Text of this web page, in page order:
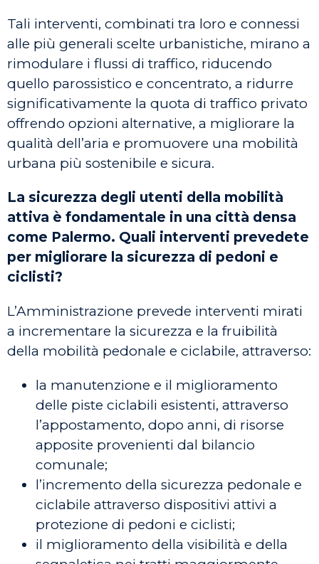
Tali interventi, combinati tra loro e connessi
alle più generali scelte urbanistiche, mirano a
rimodulare i flussi di traffico, riducendo
quello parossistico e concentrato, a ridurre
significativamente la quota di traffico privato
offrendo opzioni alternative, a migliorare la
qualità dell’aria e promuovere una mobilità
urbana più sostenibile e sicura.
La sicurezza degli utenti della mobilità
attiva è fondamentale in una città densa
come Palermo. Quali interventi prevedete
per migliorare la sicurezza di pedoni e
ciclisti?
L’Amministrazione prevede interventi mirati
a incrementare la sicurezza e la fruibilità
della mobilità pedonale e ciclabile, attraverso:
la manutenzione e il miglioramento
delle piste ciclabili esistenti, attraverso
l’appostamento, dopo anni, di risorse
apposite provenienti dal bilancio
comunale;
l’incremento della sicurezza pedonale e
ciclabile attraverso dispositivi attivi a
protezione di pedoni e ciclisti;
il miglioramento della visibilità e della